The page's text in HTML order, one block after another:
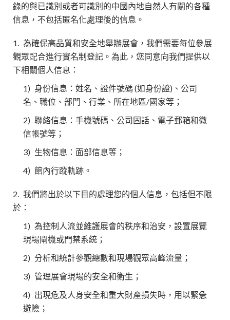
錄的與已識別或者可識別的中國內地自然人有關的各種
信息，不包括匿名化處理後的信息。
1. 為確保高品質和安全地舉辦展會，我們需要每位參展
觀眾配合進行實名制登記。為此，您同意向我們提供以
下相關個人信息：
1) 身份信息：姓名、證件號碼 (如身份證)、公司
名、職位、部門、行業、所在地區/國家等；
2) 聯絡信息：手機號碼、公司固話、電子郵箱和微
信帳號等；
3) 生物信息：面部信息等；
4) 館內行蹤軌跡。
2. 我們將出於以下目的處理您的個人信息，包括但不限
於：
1) 為控制人流並維護展會的秩序和治安，設置展覽
現場閘機或門禁系統；
2) 分析和統計參觀總數和現場觀眾高峰流量；
3) 管理展會現場的安全和衛生；
4) 出現危及人身安全和重大財產損失時，用以緊急
避險；